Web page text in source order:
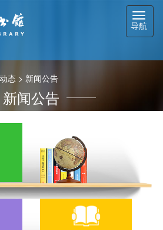
切
换
导
导航
态 > 新闻公告
新闻公告